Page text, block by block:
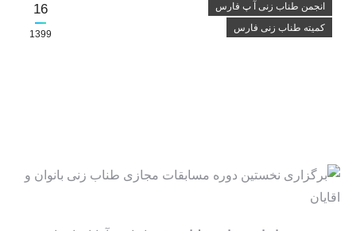
16
1399
انجمن طناب زنی آ پ فارس
کمیته طناب زنی فارس